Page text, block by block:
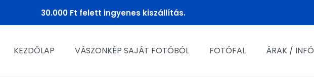
30.000 Ft felett ingyenes kiszállítás.
KEZDŐLAP VÁSZONKÉP SAJÁT FOTÓBÓL FOTÓFAL ÁRAK / INFÓ